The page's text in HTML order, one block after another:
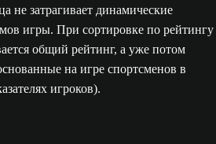
не затрагивает динамические
игры. При сортировке по рейтингу
общий рейтинг, а уже потом
на игре спортсменов в
игроков).